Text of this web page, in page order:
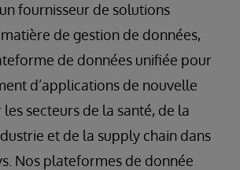
fournisseur de solutions
de gestion de données,
de données unifiée pour
d’applications de nouvelle
secteurs de la santé, de la
et de la supply chain dans
Nos plateformes de donnée